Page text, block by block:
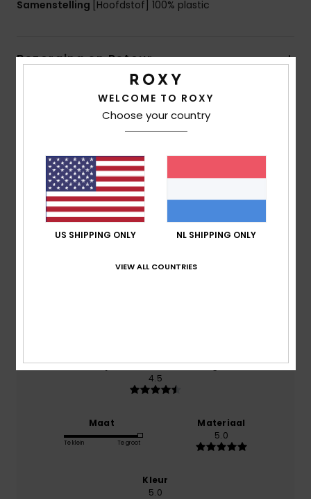
Samenstelling [Hoofdstof] 100% plastic
Bezorging en Retour
Reviews van klanten
Gemiddelde score
4.0/5
50% van onze klanten bevelen dit product aan
Prijs-kwaliteitverhouding
4.5
Maat
Te klein Te groot
Materiaal
5.0
Kleur
5.0
WELCOME TO ROXY
Choose your country
US SHIPPING ONLY NL SHIPPING ONLY
VIEW ALL COUNTRIES